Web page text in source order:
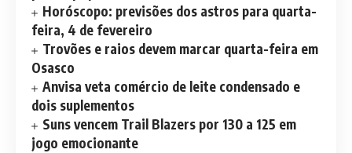
Horóscopo: previsões dos astros para quarta-
feira, 4 de fevereiro
Trovões e raios devem marcar quarta-feira em
Osasco
Anvisa veta comércio de leite condensado e
dois suplementos
Suns vencem Trail Blazers por 130 a 125 em
jogo emocionante